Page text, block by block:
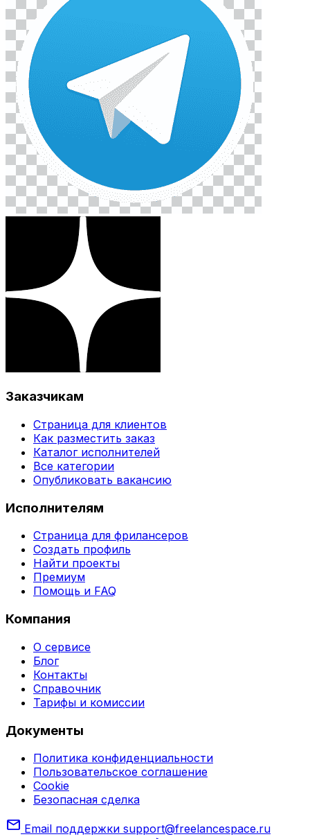
Заказчикам
Страница для клиентов
Как разместить заказ
Каталог исполнителей
Все категории
Опубликовать вакансию
Исполнителям
Страница для фрилансеров
Создать профиль
Найти проекты
Премиум
Помощь и FAQ
Компания
О сервисе
Блог
Контакты
Справочник
Тарифы и комиссии
Документы
Политика конфиденциальности
Пользовательское соглашение
Cookie
Безопасная сделка
mail Email поддержки support@freelancespace.ru